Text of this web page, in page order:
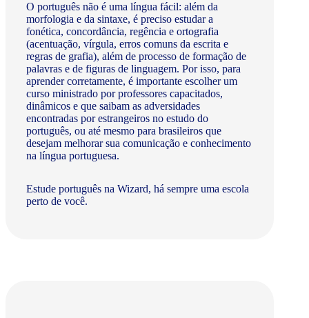
O português não é uma língua fácil: além da
morfologia e da sintaxe, é preciso estudar a
fonética, concordância, regência e ortografia
(acentuação, vírgula, erros comuns da escrita e
regras de grafia), além de processo de formação de
palavras e de figuras de linguagem. Por isso, para
aprender corretamente, é importante escolher um
curso ministrado por professores capacitados,
dinâmicos e que saibam as adversidades
encontradas por estrangeiros no estudo do
português, ou até mesmo para brasileiros que
desejam melhorar sua comunicação e conhecimento
na língua portuguesa.
Estude português na Wizard, há sempre uma escola
perto de você.